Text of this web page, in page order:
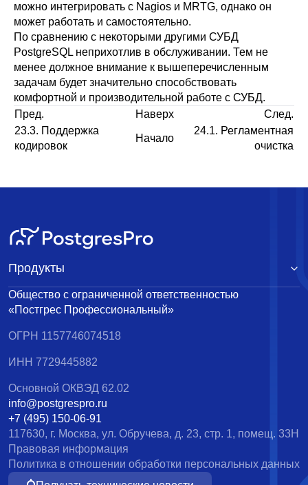
можно интегрировать с Nagios и MRTG, однако он
может работать и самостоятельно.
По сравнению с некоторыми другими СУБД
PostgreSQL неприхотлив в обслуживании. Тем не
менее должное внимание к вышеперечисленным
задачам будет значительно способствовать
комфортной и производительной работе с СУБД.
Пред.
Наверх
След.
23.3. Поддержка
кодировок
Начало
24.1. Регламентная
очистка
Общество с ограниченной ответственностью
«Постгрес Профессиональный»
ОГРН 1157746074518
ИНН 7729445882
Основной ОКВЭД 62.02
info@postgrespro.ru
+7 (495) 150-06-91
117630, г. Москва, ул. Обручева, д. 23, стр. 1, помещ. 33Н
Правовая информация
Политика в отношении обработки персональных данных
Продукты